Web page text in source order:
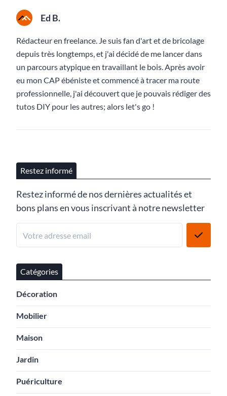
Ed B.
Rédacteur en freelance. Je suis fan d'art et de bricolage
depuis très longtemps, et j'ai décidé de me lancer dans
un parcours atypique en travaillant le bois. Après avoir
eu mon CAP ébéniste et commencé à tracer ma route
professionnelle, j'ai découvert que je pouvais rédiger des
tutos DIY pour les autres; alors let's go !
Restez informé
Restez informé de nos dernières actualités et
bons plans en vous inscrivant à notre newsletter
Catégories
Décoration
Mobilier
Maison
Jardin
Puériculture